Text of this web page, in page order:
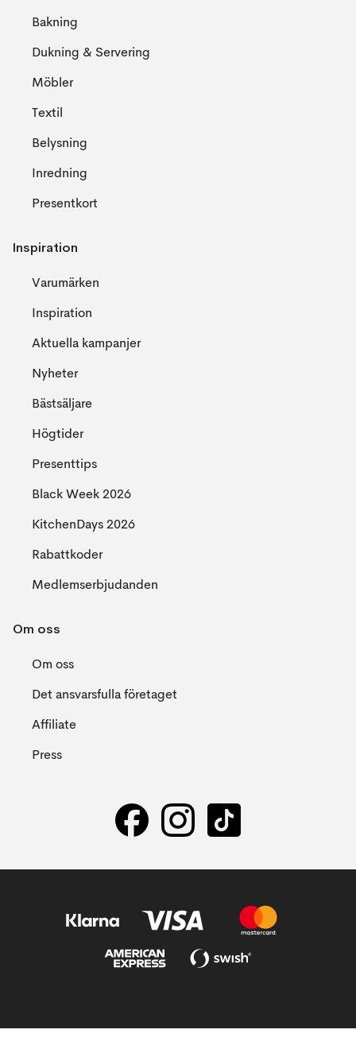
Bakning
Dukning & Servering
Möbler
Textil
Belysning
Inredning
Presentkort
Inspiration
Varumärken
Inspiration
Aktuella kampanjer
Nyheter
Bästsäljare
Högtider
Presenttips
Black Week 2026
KitchenDays 2026
Rabattkoder
Medlemserbjudanden
Om oss
Om oss
Det ansvarsfulla företaget
Affiliate
Press